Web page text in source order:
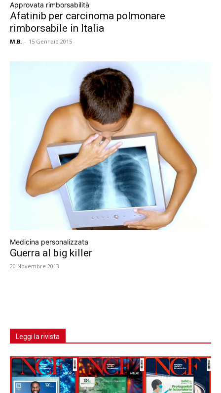
Approvata rimborsabilità
Afatinib per carcinoma polmonare
rimborsabile in Italia
M.B. - 15 Gennaio 2015
Medicina personalizzata
Guerra al big killer
20 Novembre 2013
Leggi la rivista